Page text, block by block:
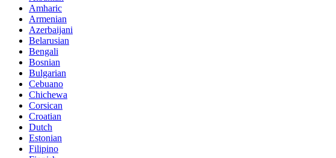
Amharic
Armenian
Azerbaijani
Belarusian
Bengali
Bosnian
Bulgarian
Cebuano
Chichewa
Corsican
Croatian
Dutch
Estonian
Filipino